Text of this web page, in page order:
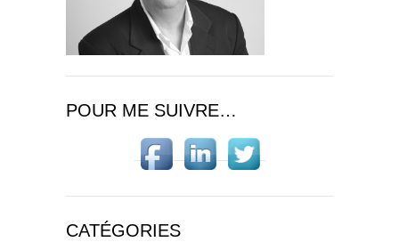
POUR ME SUIVRE…
CATÉGORIES